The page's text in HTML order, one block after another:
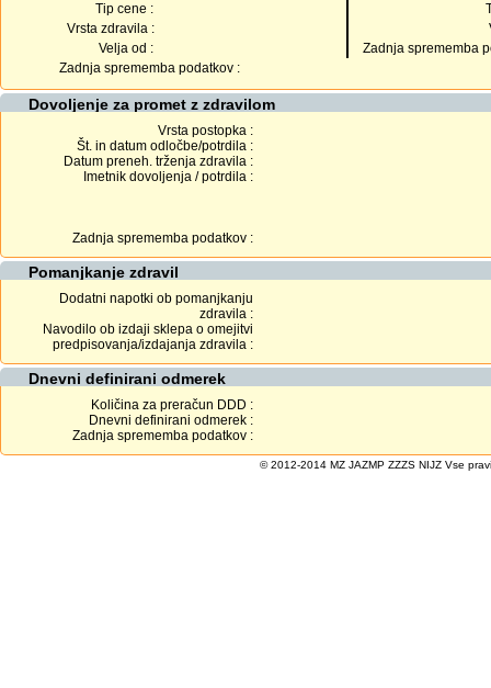
Tip cene :
Vrsta zdravila :
Velja od :
Zadnja sprememba
Zadnja sprememba podatkov :
Dovoljenje za promet z zdravilom
Vrsta postopka :
Št. in datum odločbe/potrdila :
Datum preneh. trženja zdravila :
Imetnik dovoljenja / potrdila :
Zadnja sprememba podatkov :
Pomanjkanje zdravil
Dodatni napotki ob pomanjkanju
zdravila :
Navodilo ob izdaji sklepa o omejitvi
predpisovanja/izdajanja zdravila :
Dnevni definirani odmerek
Količina za preračun DDD :
Dnevni definirani odmerek :
Zadnja sprememba podatkov :
© 2012-2014 MZ JAZMP ZZZS NIJZ Vse